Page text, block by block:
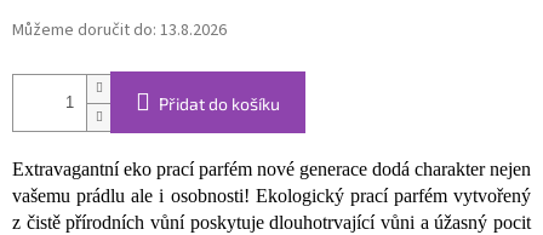
Můžeme doručit do: 13.8.2026
Přidat do košíku
Extravagantní eko prací parfém nové generace dodá charakter nejen
vašemu prádlu ale i osobnosti! Ekologický prací parfém vytvořený
z čistě přírodních vůní poskytuje dlouhotrvající vůni a úžasný pocit